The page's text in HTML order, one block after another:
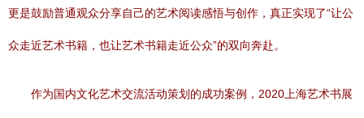
更是鼓励普通观众分享自己的艺术阅读感悟与创作，真正实现了“让公
众走近艺术书籍，也让艺术书籍走近公众”的双向奔赴。
作为国内文化艺术交流活动策划的成功案例，2020上海艺术书展